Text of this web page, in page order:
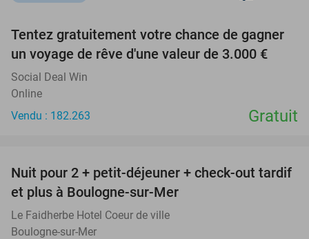
Tentez gratuitement votre chance de gagner
un voyage de rêve d'une valeur de 3.000 €
Social Deal Win
Online
Vendu : 182.263
Gratuit
34%
Nuit pour 2 + petit-déjeuner + check-out tardif
et plus à Boulogne-sur-Mer
Le Faidherbe Hotel Coeur de ville
Boulogne-sur-Mer